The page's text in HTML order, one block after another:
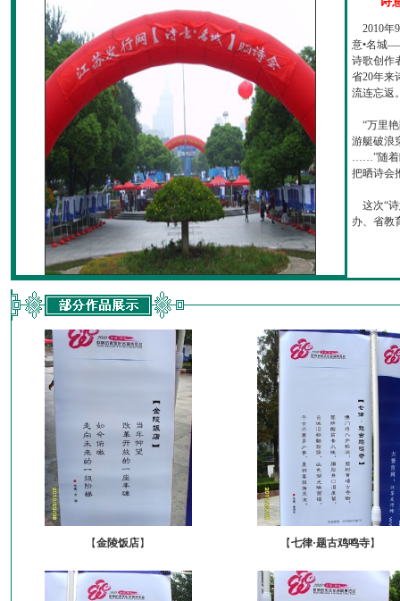
2010年
意•名城
诗歌创作
省20年来
流连忘返
“万里艳
游艇破浪
……”随着
把晒诗会
这次“诗
办、省教
【金陵饭店】 【七律·题古鸡鸣寺】